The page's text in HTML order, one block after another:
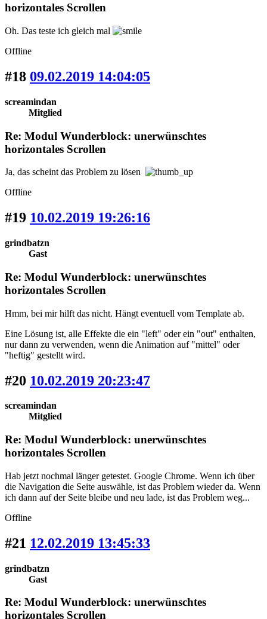
horizontales Scrollen
Oh. Das teste ich gleich mal
Offline
#18 09.02.2019 14:04:05
screamindan
Mitglied
Re: Modul Wunderblock: unerwünschtes
horizontales Scrollen
Ja, das scheint das Problem zu lösen
Offline
#19 10.02.2019 19:26:16
grindbatzn
Gast
Re: Modul Wunderblock: unerwünschtes
horizontales Scrollen
Hmm, bei mir hilft das nicht. Hängt eventuell vom Template ab.
Eine Lösung ist, alle Effekte die ein "left" oder ein "out" enthalten,
nur dann zu verwenden, wenn die Animation auf "mittel" oder
"heftig" gestellt wird.
#20 10.02.2019 20:23:47
screamindan
Mitglied
Re: Modul Wunderblock: unerwünschtes
horizontales Scrollen
Hab jetzt nochmal länger getestet. Google Chrome. Wenn ich über
die Navigation die Seite auswähle, ist das Problem wieder da. Wenn
ich dann auf der Seite bleibe und neu lade, ist das Problem weg...
Offline
#21 12.02.2019 13:45:33
grindbatzn
Gast
Re: Modul Wunderblock: unerwünschtes
horizontales Scrollen